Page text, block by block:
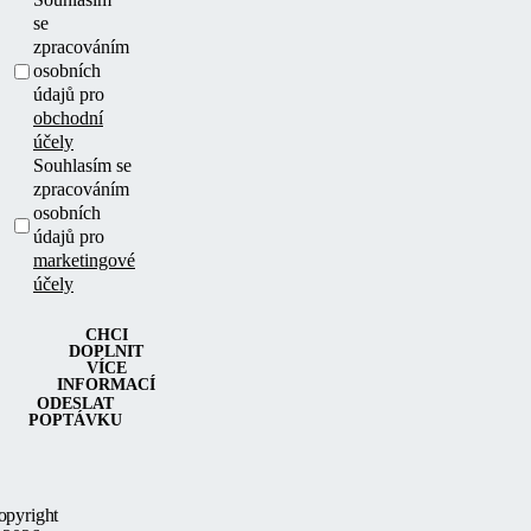
se
zpracováním
osobních
údajů pro
obchodní
účely
Souhlasím se
zpracováním
osobních
údajů pro
marketingové
účely
ODESLAT
POPTÁVKU
CHCI
DOPLNIT
VÍCE
INFORMACÍ